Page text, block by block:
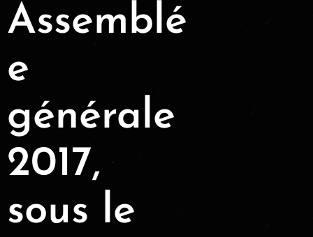
Assemblé
e
générale
2017,
sous le